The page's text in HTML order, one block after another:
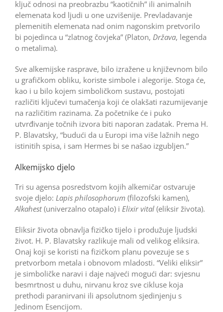
ključ odnosi na preobrazbu “kaotičnih” ili animalnih
elemenata kod ljudi u one uzvišenije. Prevladavanje
plemenitih elemenata nad onim nagonskim pretvorilo
bi pojedinca u “zlatnog čovjeka” (Platon, Država, legenda
o metalima).
Sve alkemijske rasprave, bilo izražene u književnom bilo
u grafičkom obliku, koriste simbole i alegorije. Stoga će,
kao i u bilo kojem simboličkom sustavu, postojati
različiti ključevi tumačenja koji će olakšati razumije­vanje
na različitim razinama. Za početnike će i puko
utvrđivanje točnih izvora biti naporan zadatak. Prema H.
P. Blavatsky, “budući da u Europi ima više lažnih nego
istinitih spisa, i sam Hermes bi se našao izgubljen.”
Alkemijsko djelo
Tri su agensa posredstvom kojih alkemičar ostvaruje
svoje djelo: Lapis philosophorum (filozofski kamen),
Alkahest(univerzalno otapalo) i Elixir vital (eliksir života).
Eliksir života obnavlja fizičko tijelo i produžuje ljudski
život. H. P. Blavatsky razlikuje mali od velikog eliksira.
Onaj koji se koristi na fizičkom planu povezuje se s
pretvorbom metala i obnovom mladosti. “Veliki eliksir”
je simboličke naravi i daje najveći mogući dar: svjesnu
besmrtnost u duhu, nirvanu kroz sve cikluse koja
prethodi paranirvani ili apsolutnom sjedinjenju s
Jedinom Esencijom.